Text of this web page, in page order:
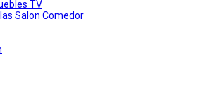
TV
Salon Comedor